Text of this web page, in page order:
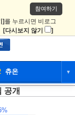
참여하기
] 를 누르시면 비로그
[다시보지 않기 ]
츄온 ▼
공개